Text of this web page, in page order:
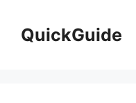
QuickGuide